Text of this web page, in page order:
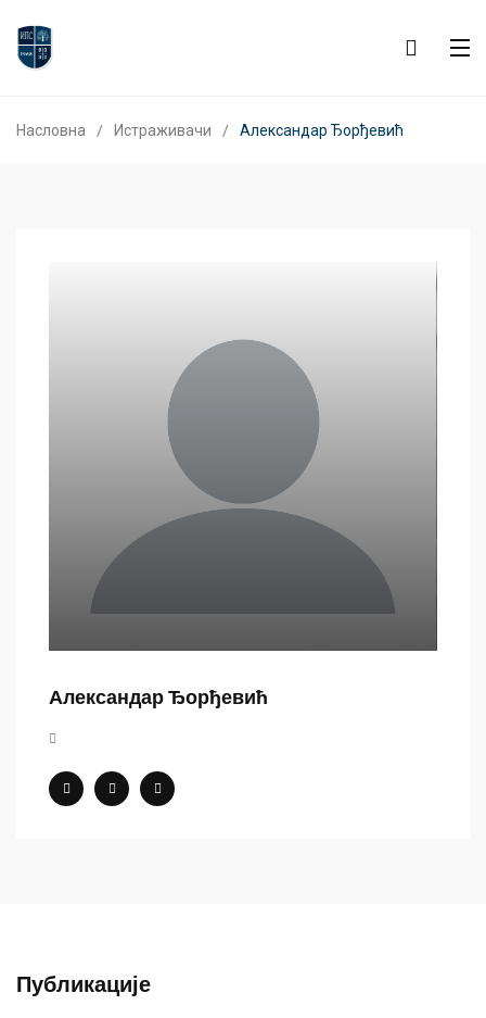
Насловна Истраживачи Александар Ђорђевић
Александар Ђорђевић
Публикације